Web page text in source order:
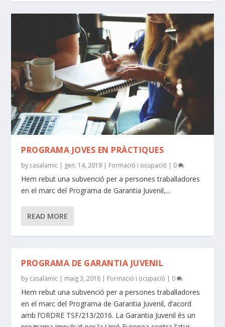
PROGRAMA JOVES EN PRÀCTIQUES
by casalamic | gen. 14, 2019 | Formació i ocupació | 0
Hem rebut una subvenció per a persones traballadores
en el marc del Programa de Garantia Juvenil,...
READ MORE
PROGRAMA DE GARANTIA JUVENIL
by casalamic | maig 3, 2018 | Formació i ocupació | 0
Hem rebut una subvenció per a persones traballadores
en el marc del Programa de Garantia Juvenil, d’acord
amb l’ORDRE TSF/213/2016. La Garantia Juvenil és un